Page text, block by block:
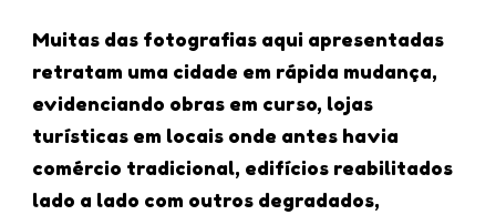
Muitas das fotografias aqui apresentadas
retratam uma cidade em rápida mudança,
evidenciando obras em curso, lojas
turísticas em locais onde antes havia
comércio tradicional, edifícios reabilitados
lado a lado com outros degradados,